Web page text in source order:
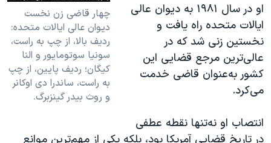
چهار قاضی زن نخست
دیوان عالی ایالات متحده:
ردیف بالا، از چپ به راست،
سونیا سوتومایور و النا
کیگان؛ ردیف پایین، از چپ
به راست، ساندرا دی اوکانر
و روث بیدر گینزبرگ.
او در سال ۱۹۸۱ به دیوان عالی
ایالات متحده راه یافت و
نخستین زنی شد که در
عالی‌ترین مرجع قضایی این
کشور به‌عنوان قاضی خدمت
می‌کرد.
انتصاب او نه‌تنها نقطه عطفی
در تاریخ قضایی آمریکا بود، بلکه یکی از مهم‌ترین موانع